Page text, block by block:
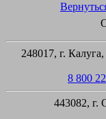
248017, г.
8 800
443082, г.